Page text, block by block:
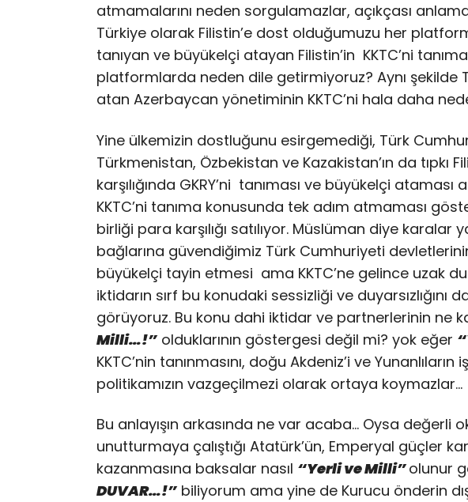
atmamalarını neden sorgulamazlar, açıkçası
Türkiye olarak Filistin’e dost olduğumuzu her
tanıyan ve büyükelçi atayan Filistin’in KKTC’ni
platformlarda neden dile getirmiyoruz? Aynı şekilde
atan Azerbaycan yönetiminin KKTC’ni hala daha
Yine ülkemizin dostluğunu esirgemediği, Türk
Türkmenistan, Özbekistan ve Kazakistan’ın da tıpkı
karşılığında GKRY’ni tanıması ve büyükelçi
KKTC’ni tanıma konusunda tek adım atmaması
birliği para karşılığı satılıyor. Müslüman diye karalar
bağlarına güvendiğimiz Türk Cumhuriyeti
büyükelçi tayin etmesi ama KKTC’ne gelince uzak
iktidarın sırf bu konudaki sessizliği ve duyarsızlığını
görüyoruz. Bu konu dahi iktidar ve partnerlerinin ne
Milli…!” olduklarının göstergesi değil mi? yok eğer
KKTC’nin tanınmasını, doğu Akdeniz’i ve Yunanlıların
politikamızın vazgeçilmezi olarak ortaya koymazlar…
Bu anlayışın arkasında ne var acaba… Oysa değerli
unutturmaya çalıştığı Atatürk’ün, Emperyal güçler
kazanmasına baksalar nasıl “Yerli ve Milli”olunur
DUVAR…!” biliyorum ama yine de Kurucu önderin dış